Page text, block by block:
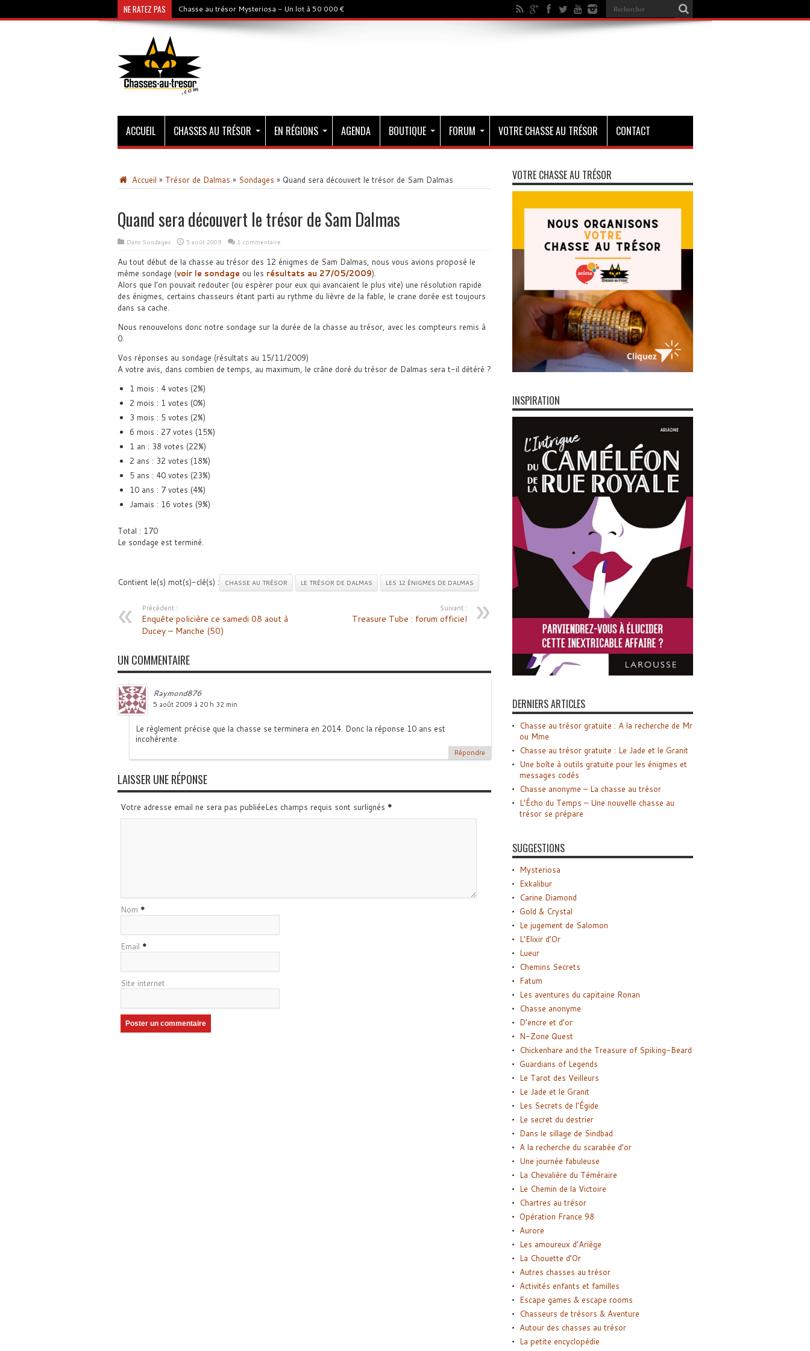
NE RATEZ PAS Chasse au trésor Mysteriosa - Un lot à 50 000 €
ACCUEIL CHASSES AU TRÉSOR EN RÉGIONS AGENDA BOUTIQUE FORUM VOTRE CHASSE AU TRÉSOR CONTACT
Accueil » Trésor de Dalmas » Sondages » Quand sera découvert le trésor de Sam Dalmas
Quand sera découvert le trésor de Sam Dalmas
Dans Sondages 5 août 2009 1 commentaire
Au tout début de la chasse au trésor des 12 énigmes de Sam Dalmas, nous vous avions proposé le
même sondage (voir le sondage ou les résultats au 27/05/2009).
Alors que l’on pouvait redouter (ou espèrer pour eux qui avancaient le plus vite) une résolution rapide
des énigmes, certains chasseurs étant parti au rythme du lièvre de la fable, le crane dorée est toujours
dans sa cache.
Nous renouvelons donc notre sondage sur la durée de la chasse au trésor, avec les compteurs remis à
0.
Vos réponses au sondage (résultats au 15/11/2009)
A votre avis, dans combien de temps, au maximum, le crâne doré du trésor de Dalmas sera t-il détéré ?
1 mois : 4 votes (2%)
2 mois : 1 votes (0%)
3 mois : 5 votes (2%)
6 mois : 27 votes (15%)
1 an : 38 votes (22%)
2 ans : 32 votes (18%)
5 ans : 40 votes (23%)
10 ans : 7 votes (4%)
Jamais : 16 votes (9%)
Total : 170
Le sondage est terminé.
Contient le(s) mot(s)-clé(s) : CHASSE AU TRÉSOR LE TRÉSOR DE DALMAS LES 12 ÉNIGMES DE DALMAS
Précédent :
Enquête policière ce samedi 08 aout à
Ducey – Manche (50)
Suivant :
Treasure Tube : forum officiel
UN COMMENTAIRE
Raymond876
5 août 2009 à 20 h 32 min
Le règlement précise que la chasse se terminera en 2014. Donc la réponse 10 ans est
incohérente.
Répondre
LAISSER UNE RÉPONSE
Votre adresse email ne sera pas publiéeLes champs requis sont surlignés *
Nom *
Email *
Site internet
VOTRE CHASSE AU TRÉSOR
INSPIRATION
DERNIERS ARTICLES
Chasse au trésor gratuite : A la recherche de Mr
ou Mme
Chasse au trésor gratuite : Le Jade et le Granit
Une boîte à outils gratuite pour les énigmes et
messages codés
Chasse anonyme – La chasse au trésor
L’Écho du Temps – Une nouvelle chasse au
trésor se prépare
SUGGESTIONS
Mysteriosa
Exkalibur
Carine Diamond
Gold & Crystal
Le jugement de Salomon
L’Elixir d’Or
Lueur
Chemins Secrets
Fatum
Les aventures du capitaine Ronan
Chasse anonyme
D’encre et d’or
N-Zone Quest
Chickenhare and the Treasure of Spiking-Beard
Guardians of Legends
Le Tarot des Veilleurs
Le Jade et le Granit
Les Secrets de l’Égide
Le secret du destrier
Dans le sillage de Sindbad
A la recherche du scarabée d’or
Une journée fabuleuse
La Chevalière du Téméraire
Le Chemin de la Victoire
Chartres au trésor
Opération France 98
Aurore
Les amoureux d’Ariège
La Chouette d’Or
Autres chasses au trésor
Activités enfants et familles
Escape games & escape rooms
Chasseurs de trésors & Aventure
Autour des chasses au trésor
La petite encyclopédie